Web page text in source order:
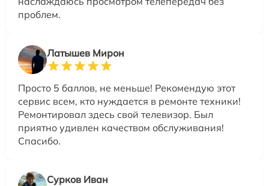
проблем.
Латышев Мирон
Просто 5 баллов, не меньше! Рекомендую этот
сервис всем, кто нуждается в ремонте техники!
Ремонтировал здесь свой телевизор. Был
приятно удивлен качеством обслуживания!
Спасибо.
Сурков Иван